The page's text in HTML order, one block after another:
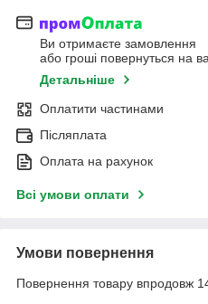
Ви отримаєте замовлення
або гроші повернуться на
Детальніше
Оплатити частинами
Післяплата
Оплата на рахунок
Всі умови оплати
Умови повернення
Повернення товару впродовж